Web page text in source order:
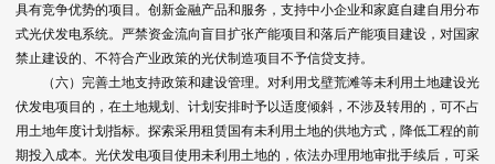
具有竞争优势的项目。创新金融产品和服务，支持中小企业和家庭自建自用分布
式光伏发电系统。严禁资金流向盲目扩张产能项目和落后产能项目建设，对国家
禁止建设的、不符合产业政策的光伏制造项目不予信贷支持。
（六）完善土地支持政策和建设管理。对利用戈壁荒滩等未利用土地建设光
伏发电项目的，在土地规划、计划安排时予以适度倾斜，不涉及转用的，可不占
用土地年度计划指标。探索采用租赁国有未利用土地的供地方式，降低工程的前
期投入成本。光伏发电项目使用未利用土地的，依法办理用地审批手续后，可采